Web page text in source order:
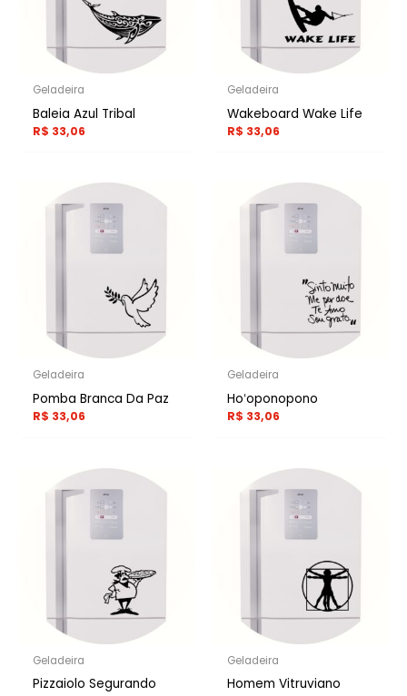
Geladeira
Baleia Azul Tribal
R$ 33,06
Geladeira
Wakeboard Wake Life
R$ 33,06
Geladeira
Pomba Branca Da Paz
R$ 33,06
Geladeira
Hoʻoponopono
R$ 33,06
Geladeira
Pizzaiolo Segurando
Geladeira
Homem Vitruviano